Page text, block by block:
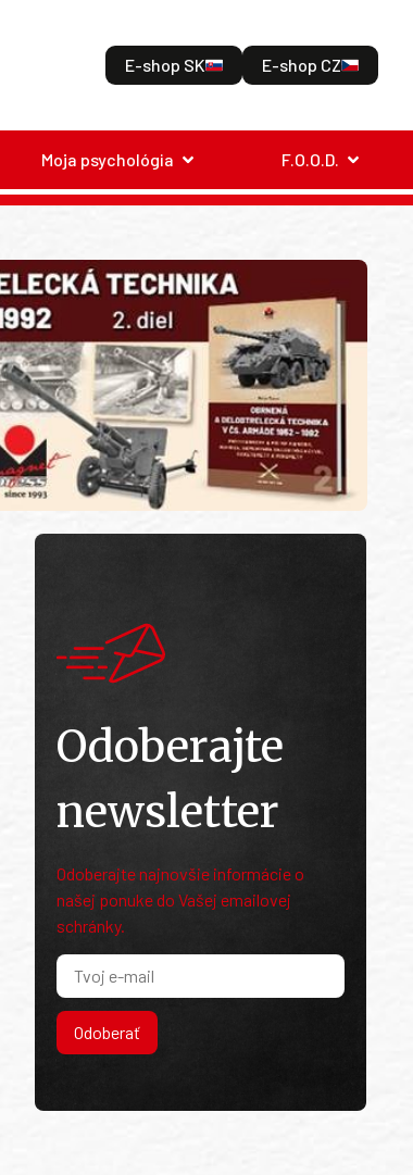
E-shop SK E-shop CZ
Moja psychológia F.O.O.D.
Odoberajte
newsletter
Odoberajte najnovšie informácie o
našej ponuke do Vašej emailovej
schránky.
Odoberať